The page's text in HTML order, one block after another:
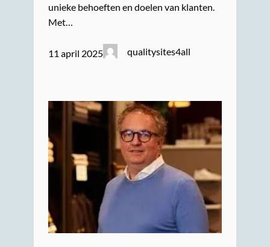
unieke behoeften en doelen van klanten.
Met…
11 april 2025 qualitysites4all